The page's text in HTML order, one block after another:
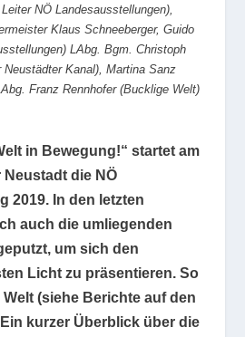
NÖ Landesausstellungen),
Klaus Schneeberger, Guido
LAbg. Bgm. Christoph
Neustädter Kanal), Martina Sanz
Franz Rennhofer (Bucklige Welt)
in Bewegung!“ startet am
Neustadt die NÖ
2019. In den letzten
auch die umliegenden
um sich den
Licht zu präsentieren. So
(siehe Berichte auf den
kurzer Überblick über die